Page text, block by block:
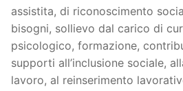
assistita, di riconoscimento
bisogni, sollievo dal carico di
psicologico, formazione,
supporti all’inclusione sociale,
lavoro, al reinserimento